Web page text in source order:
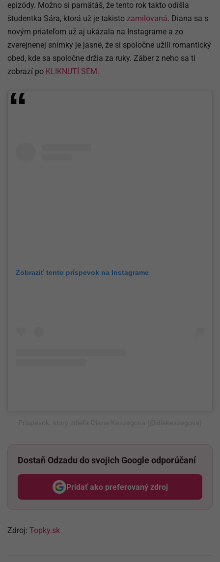
epizódy. Možno si pamätáš, že tento rok takto odišla
študentka Sára, ktorá už je takisto zamilovaná. Diana sa s
novým priateľom už aj ukázala na Instagrame a zo
zverejnenej snímky je jasné, že si spoločne užili romantický
obed, kde sa spoločne držia za ruky. Záber z neho sa ti
zobrazí po KLIKNUTÍ SEM .
Zobraziť tento príspevok na Instagrame
Dostaň Odzadu do svojich Google odporúčaní
Pridať ako preferovaný zdroj
Odzadu, odkaz sa otvorí v
Zdroj: Topky.sk